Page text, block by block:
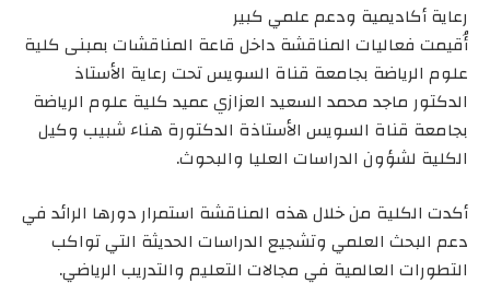
رعاية أكاديمية ودعم علمي كبير
أُقيمت فعاليات المناقشة داخل قاعة المناقشات بمبنى كلية
علوم الرياضة بجامعة قناة السويس تحت رعاية الأستاذ
الدكتور ماجد محمد السعيد العزازي عميد كلية علوم الرياضة
بجامعة قناة السويس الأستاذة الدكتورة هناء شبيب وكيل
الكلية لشؤون الدراسات العليا والبحوث.
أكدت الكلية من خلال هذه المناقشة استمرار دورها الرائد في
دعم البحث العلمي وتشجيع الدراسات الحديثة التي تواكب
التطورات العالمية في مجالات التعليم والتدريب الرياضي.